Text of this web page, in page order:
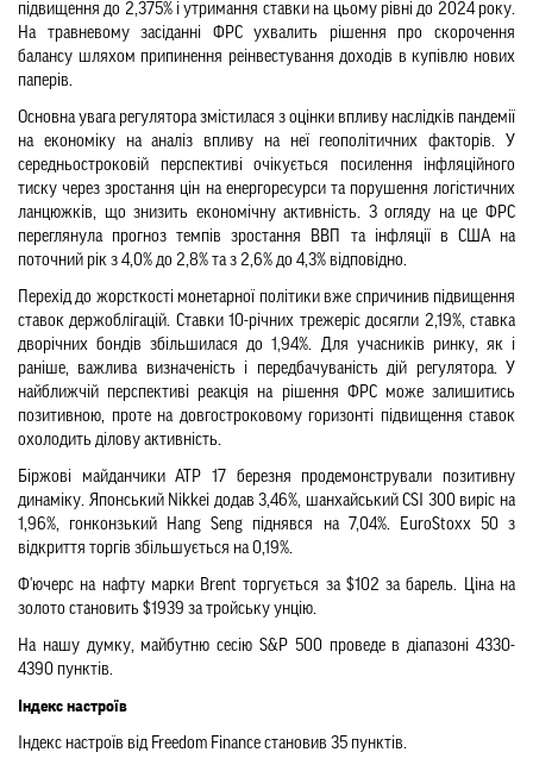
підвищення до 2,375% і утримання ставки на цьому рівні до 2024 року.
На травневому засіданні ФРС ухвалить рішення про скорочення
балансу шляхом припинення реінвестування доходів в купівлю нових
паперів.
Основна увага регулятора змістилася з оцінки впливу наслідків пандемії
на економіку на аналіз впливу на неї геополітичних факторів. У
середньостроковій перспективі очікується посилення інфляційного
тиску через зростання цін на енергоресурси та порушення логістичних
ланцюжків, що знизить економічну активність. З огляду на це ФРС
переглянула прогноз темпів зростання ВВП та інфляції в США на
поточний рік з 4,0% до 2,8% та з 2,6% до 4,3% відповідно.
Перехід до жорсткості монетарної політики вже спричинив підвищення
ставок держоблігацій. Ставки 10-річних трежеріс досягли 2,19%, ставка
дворічних бондів збільшилася до 1,94%. Для учасників ринку, як і
раніше, важлива визначеність і передбачуваність дій регулятора. У
найближчій перспективі реакція на рішення ФРС може залишитись
позитивною, проте на довгостроковому горизонті підвищення ставок
охолодить ділову активність.
Біржові майданчики АТР 17 березня продемонстрували позитивну
динаміку. Японський Nikkei додав 3,46%, шанхайський CSI 300 виріс на
1,96%, гонконзький Hang Seng піднявся на 7,04%. EuroStoxx 50 з
відкриття торгів збільшується на 0,19%.
Ф'ючерс на нафту марки Brent торгується за $102 за барель. Ціна на
золото становить $1939 за тройську унцію.
На нашу думку, майбутню сесію S&P 500 проведе в діапазоні 4330-
4390 пунктів.
Індекс настроїв
Індекс настроїв від Freedom Finance становив 35 пунктів.